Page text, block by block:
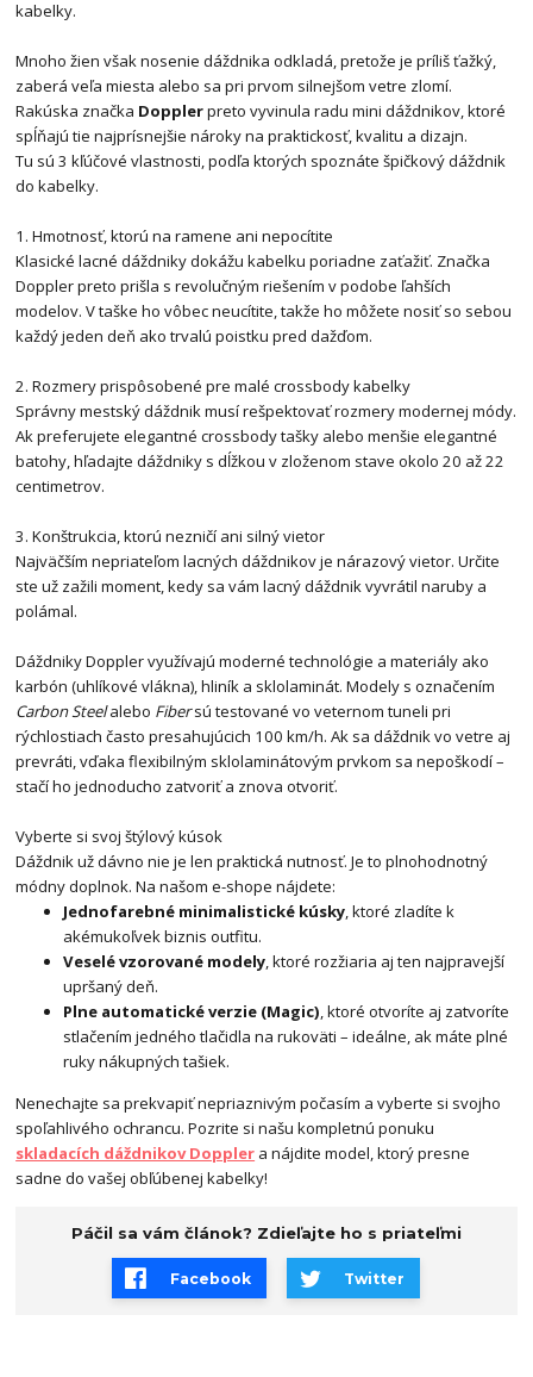
kabelky.
Mnoho žien však nosenie dáždnika odkladá, pretože je príliš ťažký,
zaberá veľa miesta alebo sa pri prvom silnejšom vetre zlomí.
Rakúska značka Dopplerpreto vyvinula radu mini dáždnikov, ktoré
spĺňajú tie najprísnejšie nároky na praktickosť, kvalitu a dizajn.
Tu sú 3 kľúčové vlastnosti, podľa ktorých spoznáte špičkový dáždnik
do kabelky.
1. Hmotnosť, ktorú na ramene ani nepocítite
Klasické lacné dáždniky dokážu kabelku poriadne zaťažiť. Značka
Doppler preto prišla s revolučným riešením v podobe ľahších
modelov. V taške ho vôbec neucítite, takže ho môžete nosiť so sebou
každý jeden deň ako trvalú poistku pred dažďom.
2. Rozmery prispôsobené pre malé crossbody kabelky
Správny mestský dáždnik musí rešpektovať rozmery modernej módy.
Ak preferujete elegantné crossbody tašky alebo menšie elegantné
batohy, hľadajte dáždniky s dĺžkou v zloženom stave okolo 20 až 22
centimetrov.
3. Konštrukcia, ktorú nezničí ani silný vietor
Najväčším nepriateľom lacných dáždnikov je nárazový vietor. Určite
ste už zažili moment, kedy sa vám lacný dáždnik vyvrátil naruby a
polámal.
Dáždniky Doppler využívajú moderné technológie a materiály ako
karbón (uhlíkové vlákna), hliník a sklolaminát. Modely s označením
Carbon Steelalebo Fibersú testované vo veternom tuneli pri
rýchlostiach často presahujúcich 100 km/h. Ak sa dáždnik vo vetre aj
prevráti, vďaka flexibilným sklolaminátovým prvkom sa nepoškodí –
stačí ho jednoducho zatvoriť a znova otvoriť.
Vyberte si svoj štýlový kúsok
Dáždnik už dávno nie je len praktická nutnosť. Je to plnohodnotný
módny doplnok. Na našom e-shope nájdete:
Jednofarebné minimalistické kúsky, ktoré zladíte k
akémukoľvek biznis outfitu.
Veselé vzorované modely, ktoré rozžiaria aj ten najpravejší
upršaný deň.
Plne automatické verzie (Magic), ktoré otvoríte aj zatvoríte
stlačením jedného tlačidla na rukoväti – ideálne, ak máte plné
ruky nákupných tašiek.
Nenechajte sa prekvapiť nepriaznivým počasím a vyberte si svojho
spoľahlivého ochrancu. Pozrite si našu kompletnú ponuku
skladacích dáždnikov Doppler a nájdite model, ktorý presne
sadne do vašej obľúbenej kabelky!
Páčil sa vám článok? Zdieľajte ho s priateľmi
Facebook Twitter